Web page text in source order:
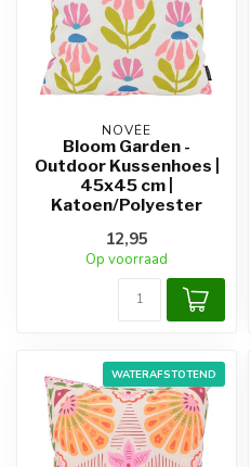
NOVÉE
Bloom Garden -
Outdoor Kussenhoes |
45x45 cm |
Katoen/Polyester
12,95
Op voorraad
WATERAFSTOTEND